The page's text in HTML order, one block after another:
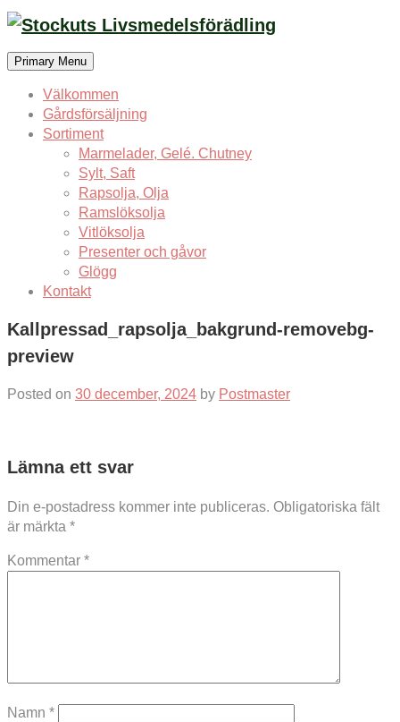
Skip
content
Primary Menu
Välkommen
Gårdsförsäljning
Sortiment
Marmelader, Gelé. Chutney
Sylt, Saft
Rapsolja, Olja
Ramslöksolja
Vitlöksolja
Presenter och gåvor
Glögg
Kontakt
Kallpressad_rapsolja_bakgrund-removebg-
preview
Posted on 30 december, 2024 by Postmaster
Lämna ett svar
Din e-postadress kommer inte publiceras. Obligatoriska fält
är märkta *
Kommentar *
Namn *